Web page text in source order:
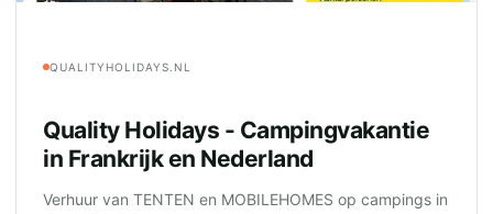
QUALITYHOLIDAYS.NL
Quality Holidays - Campingvakantie
in Frankrijk en Nederland
Verhuur van TENTEN en MOBILEHOMES op campings in